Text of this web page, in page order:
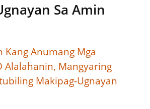
Sa Amin
Kang Anumang Mga
Alalahanin, Mangyaring
Makipag-Ugnayan